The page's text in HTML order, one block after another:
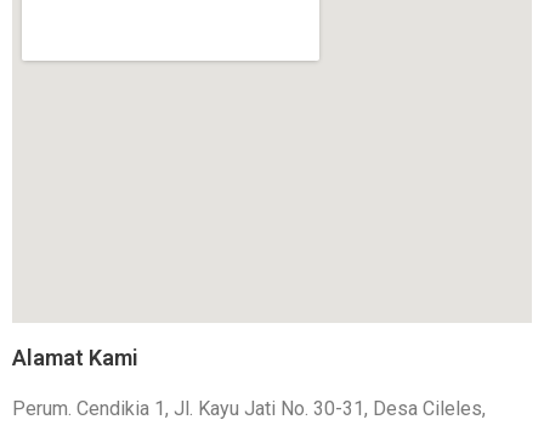
Alamat Kami
Perum. Cendikia 1, Jl. Kayu Jati No. 30-31, Desa Cileles,